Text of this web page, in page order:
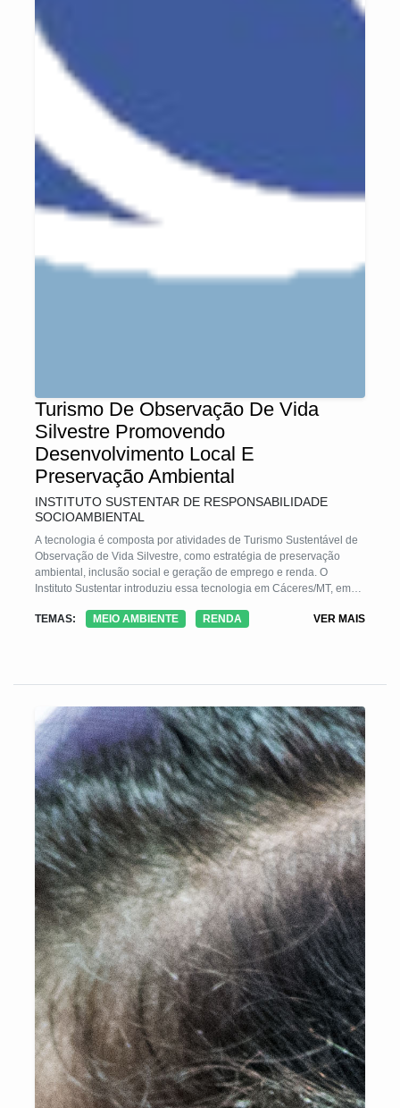
Turismo De Observação De Vida
Silvestre Promovendo
Desenvolvimento Local E
Preservação Ambiental
INSTITUTO SUSTENTAR DE RESPONSABILIDADE
SOCIOAMBIENTAL
A tecnologia é composta por atividades de Turismo Sustentável de
Observação de Vida Silvestre, como estratégia de preservação
ambiental, inclusão social e geração de emprego e renda. O
Instituto Sustentar introduziu essa tecnologia em Cáceres/MT, em
desenvolvimento do município e áreas do entorno, c/ a capacitação
Cooperação que integrou e promoveu intercâmbios de
internacionais e nacio
TEMAS: MEIO AMBIENTE RENDA VER MAIS